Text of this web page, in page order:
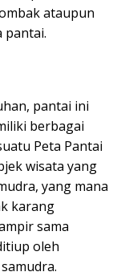
ataupun
pantai.
pantai ini
berbagai
Peta Pantai
wisata yang
yang mana
karang
sama
oleh